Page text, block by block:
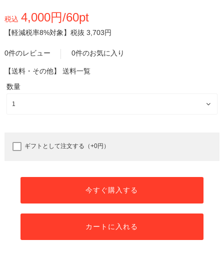
税込 4,000円/60pt
【軽減税率8%対象】 税抜 3,703円
0件のレビュー 0件のお気に入り
【送料・その他】 送料一覧
数量
ギフトとして注文する（+0円）
今すぐ購入する
カートに入れる